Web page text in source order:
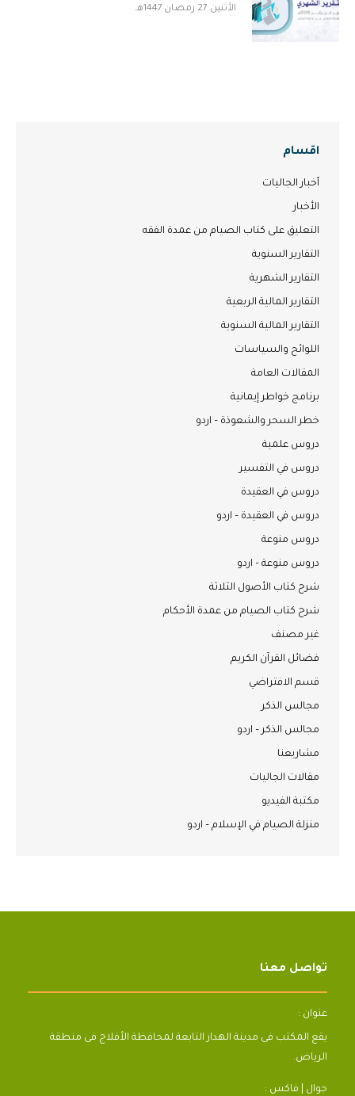
الأثنين 27 رمضان 1447هـ
اقسام
أخبار الجاليات
الأخبار
التعليق على كتاب الصيام من عمدة الفقه
التقارير السنوية
التقارير الشهرية
التقارير المالية الربعية
التقارير المالية السنوية
اللوائح والسياسات
المقالات العامة
برنامج خواطر إيمانية
خطر السحر والشعوذة – اردو
دروس علمية
دروس في التفسير
دروس في العقيدة
دروس في العقيدة – اردو
دروس منوعة
دروس منوعة – اردو
شرح كتاب الأصول الثلاثة
شرح كتاب الصيام من عمدة الأحكام
غير مصنف
فضائل القرآن الكريم
قسم الافتراضي
مجالس الذكر
مجالس الذكر – اردو
مشاريعنا
مقالات الجاليات
مكتبة الفيديو
منزلة الصيام في الإسلام – اردو
تواصل معنا
عنوان :
يقع المكتب فى مدينة الهدار التابعة لمحافظة الأفلاج فى منطقة
الرياض.
جوال | فاكس :